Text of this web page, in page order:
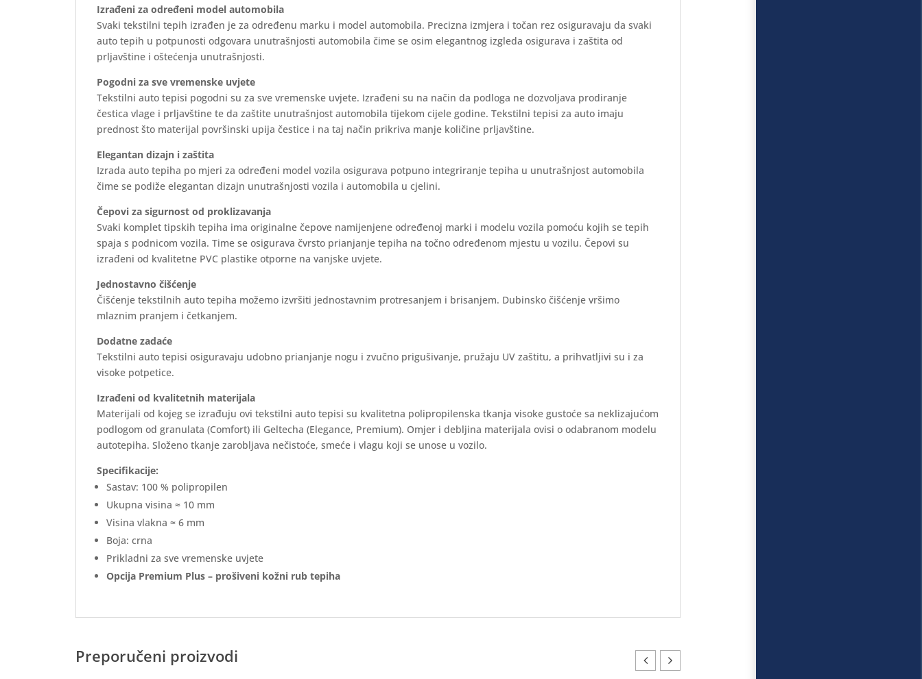
Izrađeni za određeni model automobila
Svaki tekstilni tepih izrađen je za određenu marku i model automobila. Precizna izmjera i točan rez osiguravaju da svaki
auto tepih u potpunosti odgovara unutrašnjosti automobila čime se osim elegantnog izgleda osigurava i zaštita od
prljavštine i oštećenja unutrašnjosti.
Pogodni za sve vremenske uvjete
Tekstilni auto tepisi pogodni su za sve vremenske uvjete. Izrađeni su na način da podloga ne dozvoljava prodiranje
čestica vlage i prljavštine te da zaštite unutrašnjost automobila tijekom cijele godine. Tekstilni tepisi za auto imaju
prednost što materijal površinski upija čestice i na taj način prikriva manje količine prljavštine.
Elegantan dizajn i zaštita
Izrada auto tepiha po mjeri za određeni model vozila osigurava potpuno integriranje tepiha u unutrašnjost automobila
čime se podiže elegantan dizajn unutrašnjosti vozila i automobila u cjelini.
Čepovi za sigurnost od proklizavanja
Svaki komplet tipskih tepiha ima originalne čepove namijenjene određenoj marki i modelu vozila pomoću kojih se tepih
spaja s podnicom vozila. Time se osigurava čvrsto prianjanje tepiha na točno određenom mjestu u vozilu. Čepovi su
izrađeni od kvalitetne PVC plastike otporne na vanjske uvjete.
Jednostavno čišćenje
Čišćenje tekstilnih auto tepiha možemo izvršiti jednostavnim protresanjem i brisanjem. Dubinsko čišćenje vršimo
mlaznim pranjem i četkanjem.
Dodatne zadaće
Tekstilni auto tepisi osiguravaju udobno prianjanje nogu i zvučno prigušivanje, pružaju UV zaštitu, a prihvatljivi su i za
visoke potpetice.
Izrađeni od kvalitetnih materijala
Materijali od kojeg se izrađuju ovi tekstilni auto tepisi su kvalitetna polipropilenska tkanja visoke gustoće sa neklizajućom
podlogom od granulata (Comfort) ili Geltecha (Elegance, Premium). Omjer i debljina materijala ovisi o odabranom modelu
autotepiha. Složeno tkanje zarobljava nečistoće, smeće i vlagu koji se unose u vozilo.
Specifikacije:
Sastav: 100 % polipropilen
Ukupna visina ≈ 10 mm
Visina vlakna ≈ 6 mm
Boja: crna
Prikladni za sve vremenske uvjete
Opcija Premium Plus – prošiveni kožni rub tepiha
Preporučeni proizvodi